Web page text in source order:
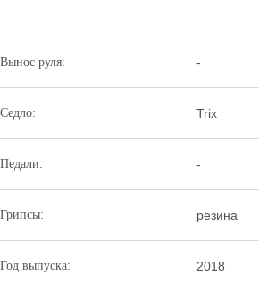
Вынос руля: -
Седло: Trix
Педали: -
Грипсы: резина
Год выпуска: 2018